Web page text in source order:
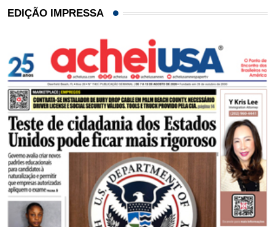
EDIÇÃO IMPRESSA